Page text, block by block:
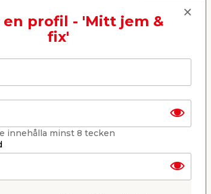
Nästa
en profil - 'Mitt jem &
fix'
innehålla minst 8 tecken